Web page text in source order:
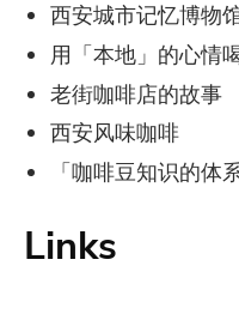
西安城市记忆博物
用「本地」的心情
老街咖啡店的故事
西安风味咖啡
「咖啡豆知识的体
Links